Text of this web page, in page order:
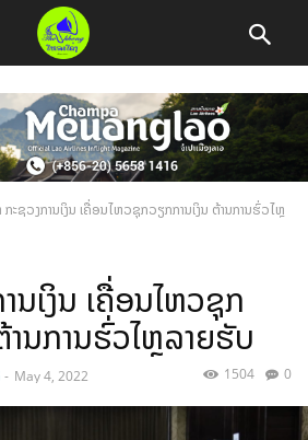
ະຊວງການເງິນ ເຄື່ອນໄຫວຊຸກວຽກການເງິນ ຕ້ານການຮົ່ວໄຫຼ
ນເງິນ ເຄື່ອນໄຫວຊຸກ
ານການຮົ່ວໄຫຼລາຍຮັບ
- May 4, 2022 0
1504